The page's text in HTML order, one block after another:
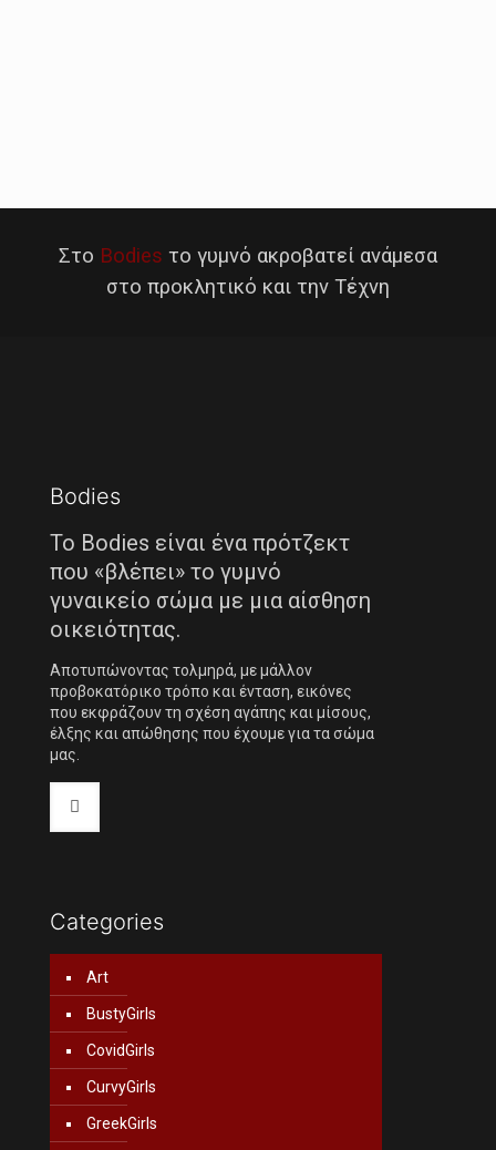
Στο Bodies το γυμνό ακροβατεί ανάμεσα
στο προκλητικό και την Τέχνη
Bodies
Το Bodies είναι ένα πρότζεκτ
που «βλέπει» το γυμνό
γυναικείο σώμα με μια αίσθηση
οικειότητας.
Αποτυπώνοντας τολμηρά, με μάλλον
προβοκατόρικο τρόπο και ένταση, εικόνες
που εκφράζουν τη σχέση αγάπης και μίσους,
έλξης και απώθησης που έχουμε για τα σώμα
μας.
Categories
Art
BustyGirls
CovidGirls
CurvyGirls
GreekGirls